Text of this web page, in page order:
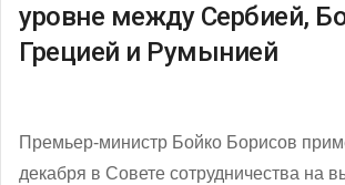
уровне между Сербией,
Грецией и Румынией
Премьер-министр Бойко Борисов
декабря в Совете сотрудничества на